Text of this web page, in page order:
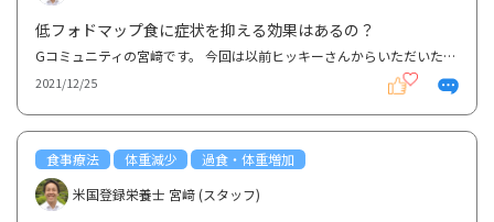
低フォドマップ食に症状を抑える効果はあるの？
Gコミュニティの宮﨑です。 今回は以前ヒッキーさんからいただいた質問にお答えしたいと思います。 低フ...
2021/12/25
食事療法 体重減少
過食・体重増加
米国登録栄養士 宮﨑 (スタッフ)